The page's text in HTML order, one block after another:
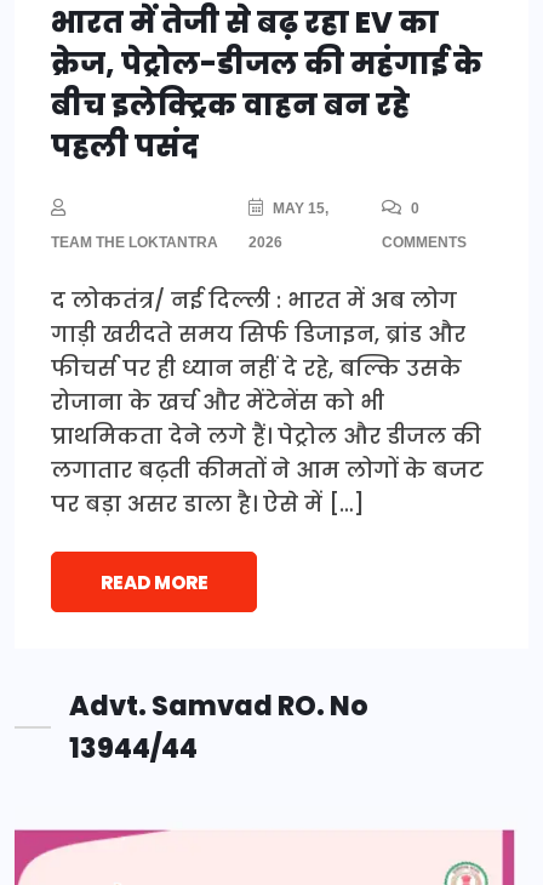
भारत में तेजी से बढ़ रहा EV का
क्रेज, पेट्रोल-डीजल की महंगाई के
बीच इलेक्ट्रिक वाहन बन रहे
पहली पसंद
TEAM THE LOKTANTRA
MAY 15,
2026
0
COMMENTS
द लोकतंत्र/ नई दिल्ली : भारत में अब लोग
गाड़ी खरीदते समय सिर्फ डिजाइन, ब्रांड और
फीचर्स पर ही ध्यान नहीं दे रहे, बल्कि उसके
रोजाना के खर्च और मेंटेनेंस को भी
प्राथमिकता देने लगे हैं। पेट्रोल और डीजल की
लगातार बढ़ती कीमतों ने आम लोगों के बजट
पर बड़ा असर डाला है। ऐसे में […]
READ MORE
Advt. Samvad RO. No
13944/44